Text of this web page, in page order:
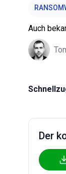
Auch
Der